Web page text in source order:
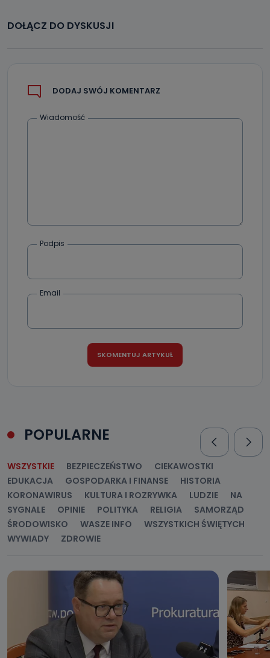
DOŁĄCZ DO DYSKUSJI
DODAJ SWÓJ KOMENTARZ
Wiadomość
Podpis
Email
POPULARNE
WSZYSTKIE BEZPIECZEŃSTWO
CIEKAWOSTKI
EDUKACJA
GOSPODARKA I FINANSE
HISTORIA
KORONAWIRUS
KULTURA I ROZRYWKA LUDZIE
NA
SYGNALE
OPINIE POLITYKA RELIGIA
SAMORZĄD
ŚRODOWISKO
WASZE INFO
WSZYSTKICH ŚWIĘTYCH
WYWIADY
ZDROWIE